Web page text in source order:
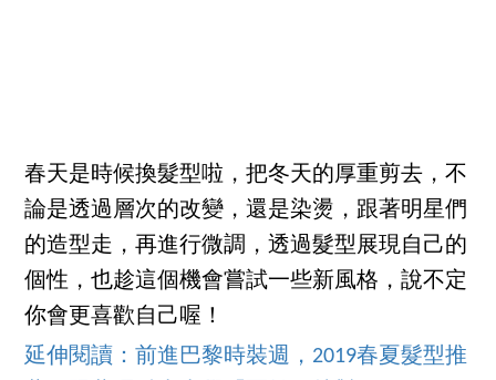
春天是時候換髮型啦，把冬天的厚重剪去，不
論是透過層次的改變，還是染燙，跟著明星們
的造型走，再進行微調，透過髮型展現自己的
個性，也趁這個機會嘗試一些新風格，說不定
你會更喜歡自己喔！
延伸閱讀：前進巴黎時裝週，2019春夏髮型推